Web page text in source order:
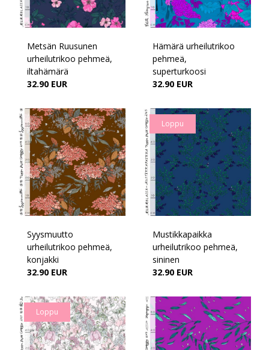
Metsän Ruusunen
urheilutrikoo pehmeä,
iltahämärä
32.90 EUR
Hämärä urheilutrikoo
pehmeä,
superturkoosi
32.90 EUR
Syysmuutto
urheilutrikoo pehmeä,
konjakki
32.90 EUR
Loppu
Mustikkapaikka
urheilutrikoo pehmeä,
sininen
32.90 EUR
Loppu